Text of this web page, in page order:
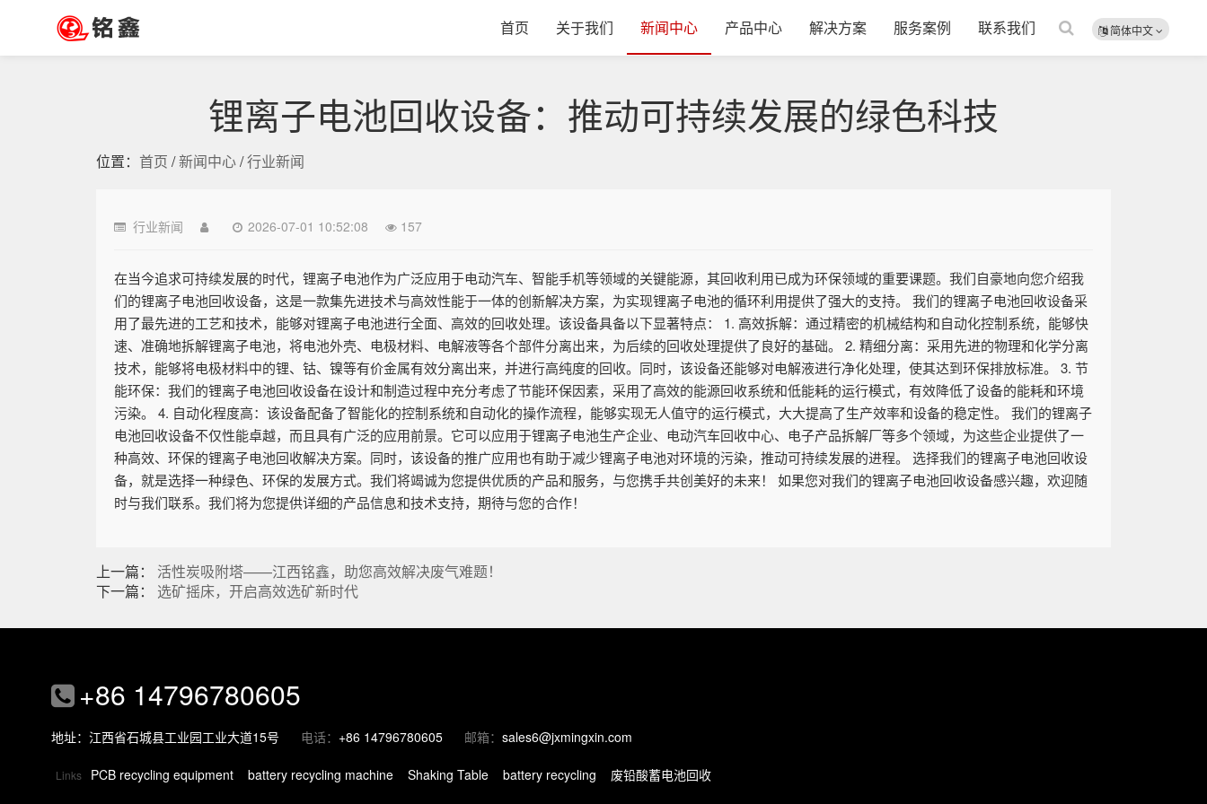
简体中文
首页 关于我们 新闻中心 产品中心 解决方案 服务案例 联系我们
锂离子电池回收设备：推动可持续发展的绿色科技
位置： 首页 /新闻中心/行业新闻
行业新闻 2026-07-01 10:52:08 157
在当今追求可持续发展的时代，锂离子电池作为广泛应用于电动汽车、智能手机等领域的关键能源，其回收利用已成为环保领域的重要课题。我们自豪地向您介绍我
们的锂离子电池回收设备，这是一款集先进技术与高效性能于一体的创新解决方案，为实现锂离子电池的循环利用提供了强大的支持。 我们的锂离子电池回收设备采
用了最先进的工艺和技术，能够对锂离子电池进行全面、高效的回收处理。该设备具备以下显著特点： 1. 高效拆解：通过精密的机械结构和自动化控制系统，能够快
速、准确地拆解锂离子电池，将电池外壳、电极材料、电解液等各个部件分离出来，为后续的回收处理提供了良好的基础。 2. 精细分离：采用先进的物理和化学分离
技术，能够将电极材料中的锂、钴、镍等有价金属有效分离出来，并进行高纯度的回收。同时，该设备还能够对电解液进行净化处理，使其达到环保排放标准。 3. 节
能环保：我们的锂离子电池回收设备在设计和制造过程中充分考虑了节能环保因素，采用了高效的能源回收系统和低能耗的运行模式，有效降低了设备的能耗和环境
污染。 4. 自动化程度高：该设备配备了智能化的控制系统和自动化的操作流程，能够实现无人值守的运行模式，大大提高了生产效率和设备的稳定性。 我们的锂离子
电池回收设备不仅性能卓越，而且具有广泛的应用前景。它可以应用于锂离子电池生产企业、电动汽车回收中心、电子产品拆解厂等多个领域，为这些企业提供了一
种高效、环保的锂离子电池回收解决方案。同时，该设备的推广应用也有助于减少锂离子电池对环境的污染，推动可持续发展的进程。 选择我们的锂离子电池回收设
备，就是选择一种绿色、环保的发展方式。我们将竭诚为您提供优质的产品和服务，与您携手共创美好的未来！ 如果您对我们的锂离子电池回收设备感兴趣，欢迎随
时与我们联系。我们将为您提供详细的产品信息和技术支持，期待与您的合作！
上一篇： 活性炭吸附塔——江西铭鑫，助您高效解决废气难题！
下一篇： 选矿摇床，开启高效选矿新时代
+86 14796780605
地址：江西省石城县工业园工业大道15号 电话： +86 14796780605 邮箱： sales6@jxmingxin.com
Links PCB recycling equipment battery recycling machine Shaking Table battery recycling 废铅酸蓄电池回收